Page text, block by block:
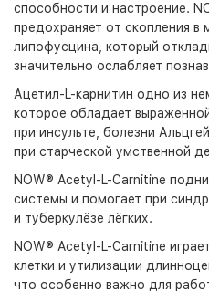
способности и настроение.
предохраняет от скопления в
липофусцина, который
значительно ослабляет
Ацетил-L-карнитин одно из
которое обладает
при инсульте, болезни
при старческой умственной
NOW® Acetyl-L-Carnitine
системы и помогает при
и туберкулёзе лёгких.
NOW® Acetyl-L-Carnitine
клетки и утилизации
что особенно важно для